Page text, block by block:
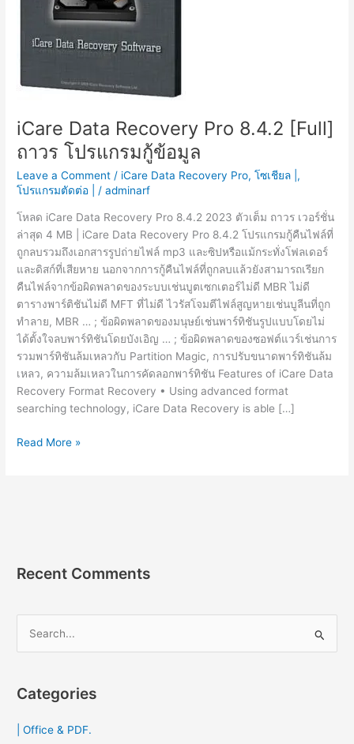
iCare Data Recovery Pro 8.4.2 [Full]
ถาวร โปรแกรมกู้ข้อมูล
Leave a Comment / iCare Data Recovery Pro,โซเชียล | ,
โปรแกรมตัดต่อ |
/adminarf
โหลด iCare Data Recovery Pro 8.4.2 2023 ตัวเต็ม ถาวร เวอร์ชั่น
ล่าสุด 4 MB | iCare Data Recovery Pro 8.4.2 โปรแกรมกู้คืนไฟล์ที่
ถูกลบรวมถึงเอกสารรูปถ่ายไฟล์ mp3 และซิปหรือแม้กระทั่งโฟลเดอร์
และดิสก์ที่เสียหาย นอกจากการกู้คืนไฟล์ที่ถูกลบแล้วยังสามารถเรียก
คืนไฟล์จากข้อผิดพลาดของระบบเช่นบูตเซกเตอร์ไม่ดี MBR ไม่ดี
ตารางพาร์ติชันไม่ดี MFT ที่ไม่ดี ไวรัสโจมตีไฟล์สูญหายเช่นบูลีนที่ถูก
ทำลาย, MBR … ; ข้อผิดพลาดของมนุษย์เช่นพาร์ทิชันรูปแบบโดยไม่
ได้ตั้งใจลบพาร์ทิชันโดยบังเอิญ … ; ข้อผิดพลาดของซอฟต์แวร์เช่นการ
รวมพาร์ทิชันล้มเหลวกับ Partition Magic, การปรับขนาดพาร์ทิชันล้ม
เหลว, ความล้มเหลวในการคัดลอกพาร์ทิชัน Features of iCare Data
Recovery Format Recovery • Using advanced format
searching technology, iCare Data Recovery is able […]
iCare
กู้
Read More »
Recent Comments
rCategories
| Office & PDF.